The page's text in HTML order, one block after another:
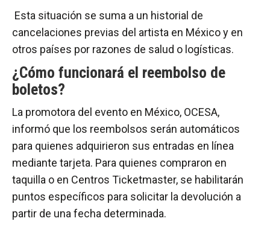
Esta situación se suma a un historial de
cancelaciones previas del artista en México y en
otros países por razones de salud o logísticas.
¿Cómo funcionará el reembolso de
boletos?
La promotor­a del evento en México, OCESA,
informó que los reembolsos serán automáticos
para quienes adquirieron sus entradas en línea
mediante tarjeta. Para quienes compraron en
taquilla o en Centros Ticketmaster, se habilitarán
puntos específicos para solicitar la devolución a
partir de una fecha determinada.